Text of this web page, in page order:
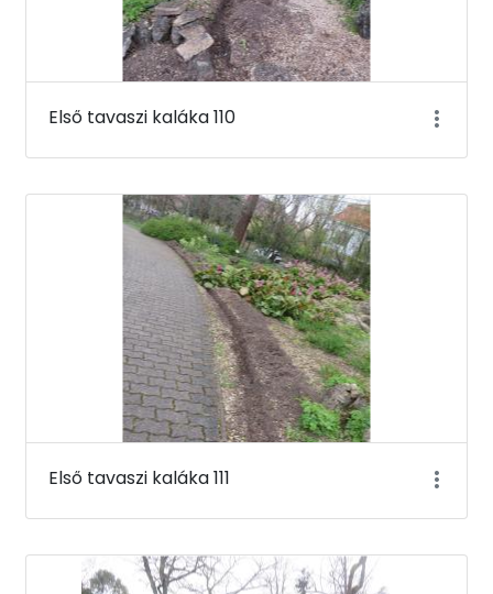
Első tavaszi kaláka 110
Első tavaszi kaláka 111